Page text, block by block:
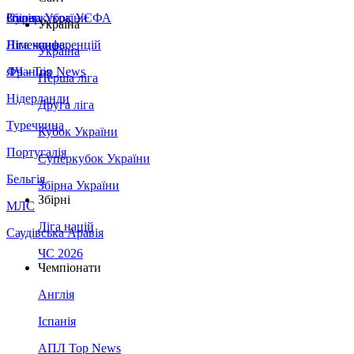
Збірна України
Італія
Німеччина
Франція
Нідерланди
Туреччина
Португалія
Бельгія
МЛС
Саудівська Аравія
Суперкубок УЄФА
Ліга конференцій
ЛЧ - Top News
Україна
Україна
Перша ліга
Друга ліга
Кубок України
Суперкубок України
Збірна України
Збірні
Ліга націй
ЧС 2026
Чемпіонати
Англія
Іспанія
АПЛ Top News